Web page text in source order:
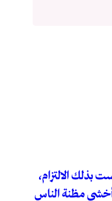
بذلك الالتزام،
مظنة الناس